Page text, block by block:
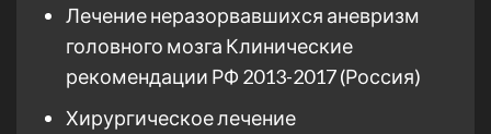
Лечение неразорвавшихся аневризм
головного мозга Клинические
рекомендации РФ 2013-2017 (Россия)
Хирургическое лечение